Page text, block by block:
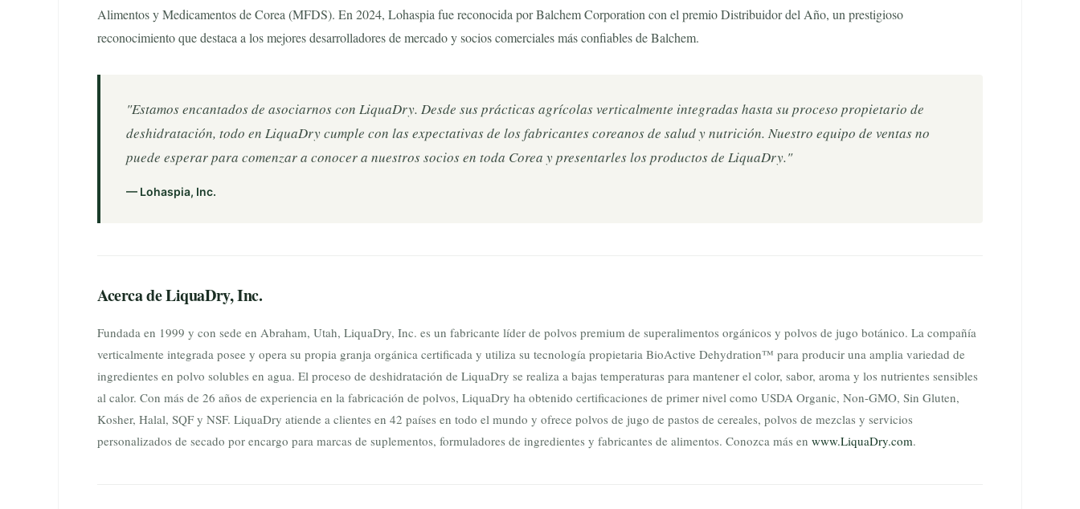
Alimentos y Medicamentos de Corea (MFDS). En 2024, Lohaspia fue reconocida por Balchem Corporation con el premio Distribuidor del Año, un prestigioso
reconocimiento que destaca a los mejores desarrolladores de mercado y socios comerciales más confiables de Balchem.
"Estamos encantados de asociarnos con LiquaDry. Desde sus prácticas agrícolas verticalmente integradas hasta su proceso propietario de
deshidratación, todo en LiquaDry cumple con las expectativas de los fabricantes coreanos de salud y nutrición. Nuestro equipo de ventas no
puede esperar para comenzar a conocer a nuestros socios en toda Corea y presentarles los productos de LiquaDry."
— Lohaspia, Inc.
Acerca de LiquaDry, Inc.
Fundada en 1999 y con sede en Abraham, Utah, LiquaDry, Inc. es un fabricante líder de polvos premium de superalimentos orgánicos y polvos de jugo botánico. La compañía
verticalmente integrada posee y opera su propia granja orgánica certificada y utiliza su tecnología propietaria BioActive Dehydration™ para producir una amplia variedad de
ingredientes en polvo solubles en agua. El proceso de deshidratación de LiquaDry se realiza a bajas temperaturas para mantener el color, sabor, aroma y los nutrientes sensibles
al calor. Con más de 26 años de experiencia en la fabricación de polvos, LiquaDry ha obtenido certificaciones de primer nivel como USDA Organic, Non-GMO, Sin Gluten,
Kosher, Halal, SQF y NSF. LiquaDry atiende a clientes en 42 países en todo el mundo y ofrece polvos de jugo de pastos de cereales, polvos de mezclas y servicios
personalizados de secado por encargo para marcas de suplementos, formuladores de ingredientes y fabricantes de alimentos. Conozca más en www.LiquaDry.com.